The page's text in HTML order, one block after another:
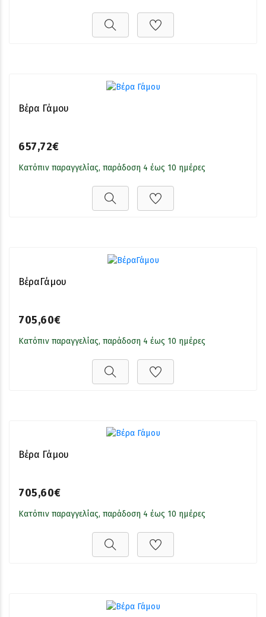
Βέρα Γάμου
657,72€
Κατόπιν παραγγελίας, παράδοση 4 έως 10 ημέρες
ΒέραΓάμου
705,60€
Κατόπιν παραγγελίας, παράδοση 4 έως 10 ημέρες
Βέρα Γάμου
705,60€
Κατόπιν παραγγελίας, παράδοση 4 έως 10 ημέρες